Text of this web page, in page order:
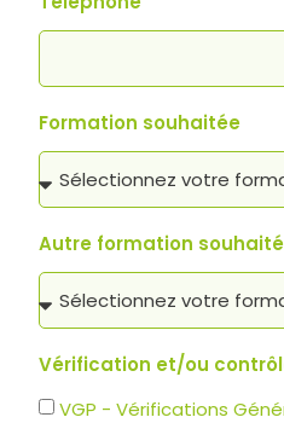
Formation souhaitée
Autre formation
Vérification et/ou
VGP - Vérifications